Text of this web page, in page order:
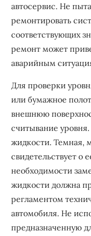
автосервис. Не
ремонтировать
соответствующих
ремонт может
аварийным
Для проверки
или бумажное
внешнюю
считывание
жидкости. Темная,
свидетельствует о
необходимости
жидкости должна
регламентом
автомобиля. Не
предназначенную